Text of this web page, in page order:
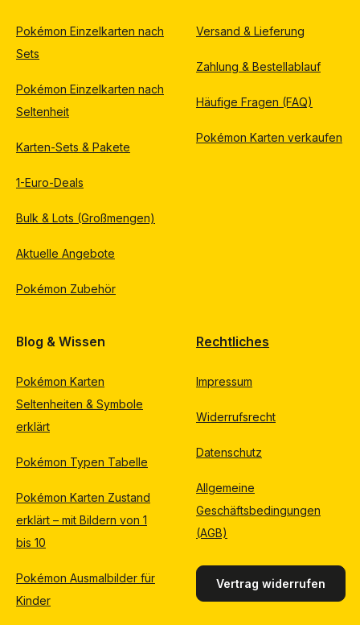
Pokémon Einzelkarten nach
Sets
Pokémon Einzelkarten nach
Seltenheit
Karten-Sets & Pakete
1-Euro-Deals
Bulk & Lots (Großmengen)
Aktuelle Angebote
Pokémon Zubehör
Versand & Lieferung
Zahlung & Bestellablauf
Häufige Fragen (FAQ)
Pokémon Karten verkaufen
Blog & Wissen
Pokémon Karten
Seltenheiten & Symbole
erklärt
Pokémon Typen Tabelle
Pokémon Karten Zustand
erklärt – mit Bildern von 1
bis 10
Pokémon Ausmalbilder für
Kinder
Rechtliches
Impressum
Widerrufsrecht
Datenschutz
Allgemeine
Geschäftsbedingungen
(AGB)
Vertrag widerrufen